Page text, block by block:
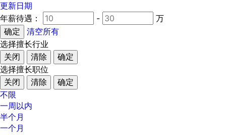
更新日期
年薪待遇：
-
万
清空所有
选择擅长行业
关闭
清除
确定
选择擅长职位
关闭
清除
确定
不限
一周以内
半个月
一个月